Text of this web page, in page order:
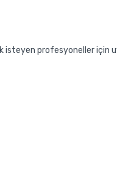
isteyen profesyoneller için